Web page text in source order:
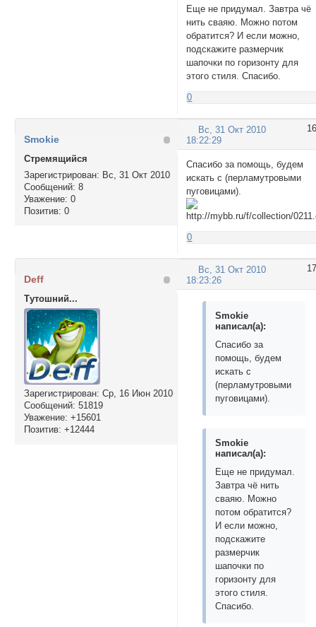
Еще не придумал. Завтра чё
нить сваяю. Можно потом
обратится? И если можно,
подскажите размерчик
шапочки по горизонту для
этого стиля. Спасибо.
0
16
Вс, 31 Окт 2010
18:22:29
Smokie
Стремящийся
Зарегистрирован: Вс, 31 Окт 2010
Сообщений: 8
Уважение: 0
Позитив: 0
Спасибо за помощь, будем
искать с (перламутровыми
пуговицами).
0
17
Вс, 31 Окт 2010
18:23:26
Deff
Тутошний...
Зарегистрирован: Ср, 16 Июн 2010
Сообщений: 51819
Уважение: +15601
Позитив: +12444
Smokie
написал(а):
Спасибо за
помощь, будем
искать с
(перламутровыми
пуговицами).
Smokie
написал(а):
Еще не придумал.
Завтра чё нить
сваяю. Можно
потом обратится?
И если можно,
подскажите
размерчик
шапочки по
горизонту для
этого стиля.
Спасибо.